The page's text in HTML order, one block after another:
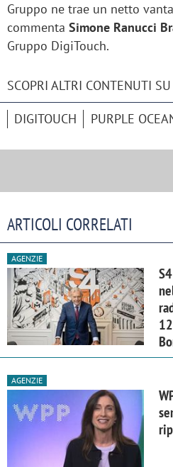
Gruppo ne trae un netto
commenta Simone Ranucci
Gruppo DigiTouch.
SCOPRI ALTRI CONTENUTI SU
DIGITOUCH PURPLE
ARTICOLI CORRELATI
AGENZIE
AGENZIE